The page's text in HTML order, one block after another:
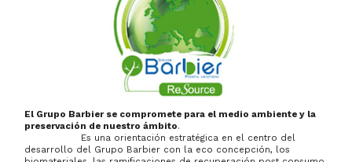
El Grupo Barbier se compromete para el medio ambiente y la
preservación de nuestro ámbito.
Es una orientación estratégica en el centro del
desarrollo del Grupo Barbier con la eco concepción, los